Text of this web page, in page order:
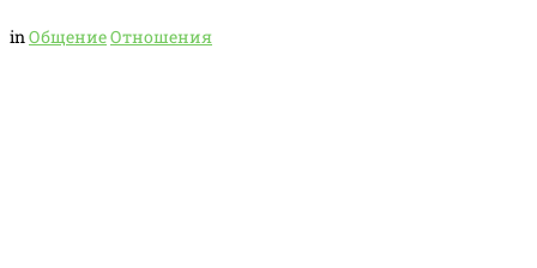
inОбщениеОтношения